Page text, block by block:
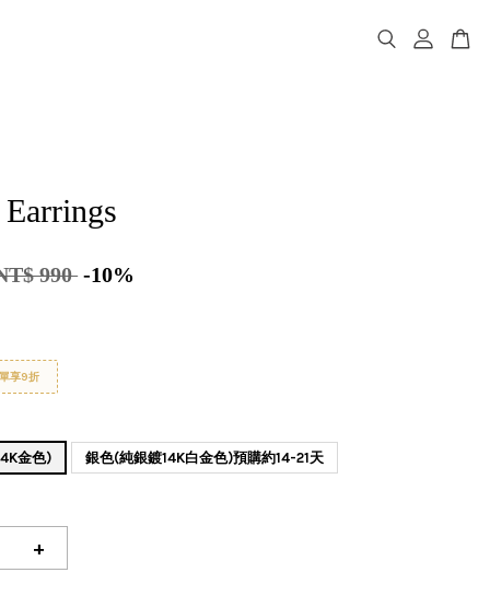
990 -10%
享9折
金色) 銀色(純銀鍍14K白金色)預購約14-21天
+